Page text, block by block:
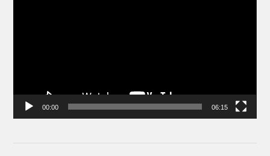
00:00 06:15